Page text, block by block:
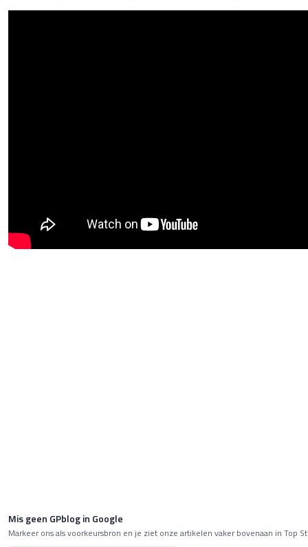
Mis geen GPblog in Google
Markeer ons als voorkeursbron en je ziet onze artikelen vaker bovenaan in Top